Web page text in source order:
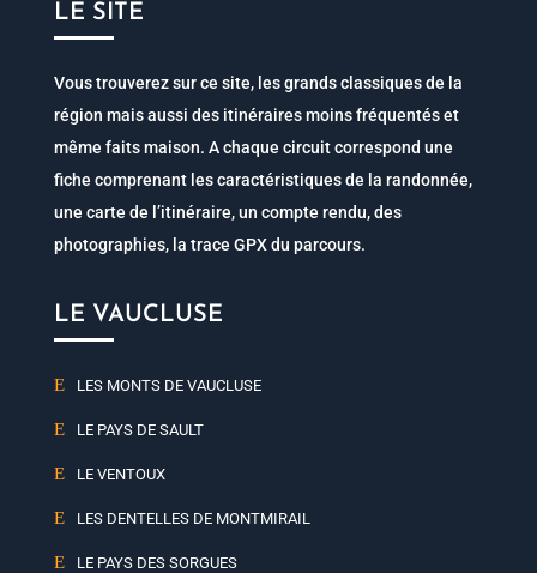
LE SITE
Vous trouverez sur ce site, les grands classiques de la
région mais aussi des itinéraires moins fréquentés et
même faits maison. A chaque circuit correspond une
fiche comprenant les caractéristiques de la randonnée,
une carte de l’itinéraire, un compte rendu, des
photographies, la trace GPX du parcours.
LE VAUCLUSE
LES MONTS DE VAUCLUSE
LE PAYS DE SAULT
LE VENTOUX
LES DENTELLES DE MONTMIRAIL
LE PAYS DES SORGUES